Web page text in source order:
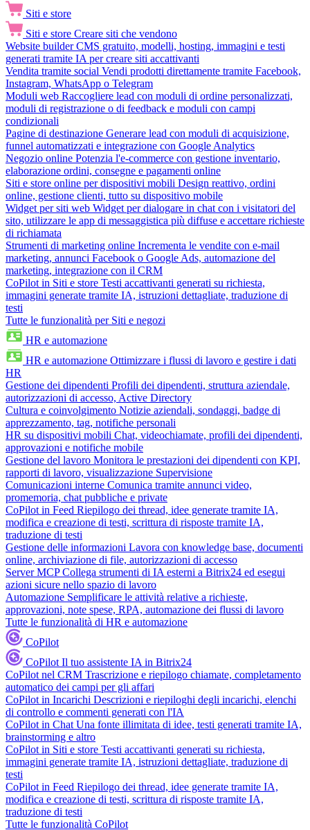
Siti e store
Siti e store Creare siti che vendono
Website builder CMS gratuito, modelli, hosting, immagini e testi
generati tramite IA per creare siti accattivanti
Vendita tramite social Vendi prodotti direttamente tramite Facebook,
Instagram, WhatsApp o Telegram
Moduli web Raccogliere lead con moduli di ordine personalizzati,
moduli di registrazione o di feedback e moduli con campi
condizionali
Pagine di destinazione Generare lead con moduli di acquisizione,
funnel automatizzati e integrazione con Google Analytics
Negozio online Potenzia l'e-commerce con gestione inventario,
elaborazione ordini, consegne e pagamenti online
Siti e store online per dispositivi mobili Design reattivo, ordini
online, gestione clienti, tutto su dispositivo mobile
Widget per siti web Widget per dialogare in chat con i visitatori del
sito, utilizzare le app di messaggistica più diffuse e accettare richieste
di richiamata
Strumenti di marketing online Incrementa le vendite con e-mail
marketing, annunci Facebook o Google Ads, automazione del
marketing, integrazione con il CRM
CoPilot in Siti e store Testi accattivanti generati su richiesta,
immagini generate tramite IA, istruzioni dettagliate, traduzione di
testi
Tutte le funzionalità per Siti e negozi
HR e automazione
HR e automazione Ottimizzare i flussi di lavoro e gestire i dati
HR
Gestione dei dipendenti Profili dei dipendenti, struttura aziendale,
autorizzazioni di accesso, Active Directory
Cultura e coinvolgimento Notizie aziendali, sondaggi, badge di
apprezzamento, tag, notifiche personali
HR su dispositivi mobili Chat, videochiamate, profili dei dipendenti,
approvazioni e notifiche mobile
Gestione del lavoro Monitora le prestazioni dei dipendenti con KPI,
rapporti di lavoro, visualizzazione Supervisione
Comunicazioni interne Comunica tramite annunci video,
promemoria, chat pubbliche e private
CoPilot in Feed Riepilogo dei thread, idee generate tramite IA,
modifica e creazione di testi, scrittura di risposte tramite IA,
traduzione di testi
Gestione delle informazioni Lavora con knowledge base, documenti
online, archiviazione di file, autorizzazioni di accesso
Server MCP Collega strumenti di IA esterni a Bitrix24 ed esegui
azioni sicure nello spazio di lavoro
Automazione Semplificare le attività relative a richieste,
approvazioni, note spese, RPA, automazione dei flussi di lavoro
Tutte le funzionalità di HR e automazione
CoPilot
CoPilot Il tuo assistente IA in Bitrix24
CoPilot nel CRM Trascrizione e riepilogo chiamate, completamento
automatico dei campi per gli affari
CoPilot in Incarichi Descrizioni e riepiloghi degli incarichi, elenchi
di controllo e commenti generati con l'IA
CoPilot in Chat Una fonte illimitata di idee, testi generati tramite IA,
brainstorming e altro
CoPilot in Siti e store Testi accattivanti generati su richiesta,
immagini generate tramite IA, istruzioni dettagliate, traduzione di
testi
CoPilot in Feed Riepilogo dei thread, idee generate tramite IA,
modifica e creazione di testi, scrittura di risposte tramite IA,
traduzione di testi
Tutte le funzionalità CoPilot